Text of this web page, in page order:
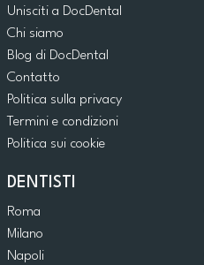
Unisciti a DocDental
Chi siamo
Blog di DocDental
Contatto
Politica sulla privacy
Termini e condizioni
Politica sui cookie
DENTISTI
Roma
Milano
Napoli